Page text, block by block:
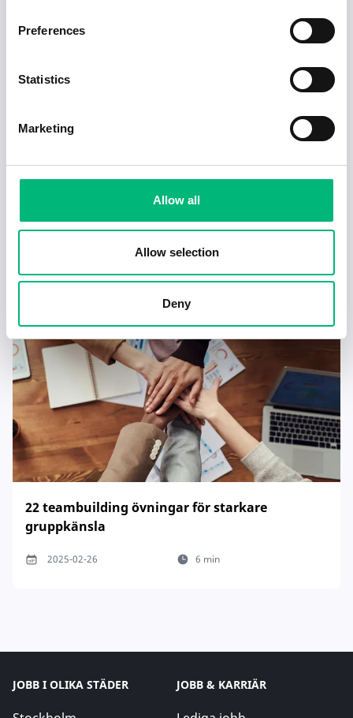
Preferences
Statistics
Marketing
Allow all
Allow selection
Deny
Tecken på en dålig chef – och hur du hanterar
2025-02-17 4 min
22 teambuilding övningar för starkare
gruppkänsla
2025-02-26 6 min
JOBB I OLIKA STÄDER JOBB & KARRIÄR